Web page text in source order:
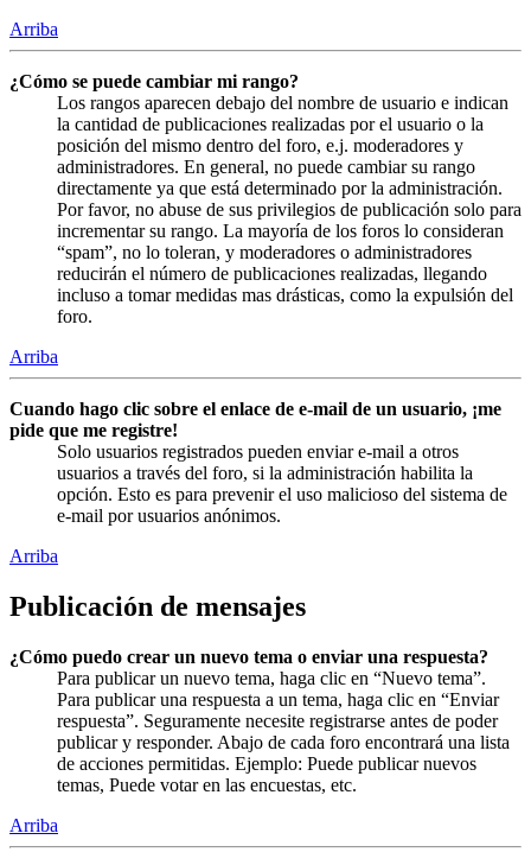
Arriba
¿Cómo se puede cambiar mi rango?
Los rangos aparecen debajo del nombre de usuario e indican
la cantidad de publicaciones realizadas por el usuario o la
posición del mismo dentro del foro, e.j. moderadores y
administradores. En general, no puede cambiar su rango
directamente ya que está determinado por la administración.
Por favor, no abuse de sus privilegios de publicación solo para
incrementar su rango. La mayoría de los foros lo consideran
“spam”, no lo toleran, y moderadores o administradores
reducirán el número de publicaciones realizadas, llegando
incluso a tomar medidas mas drásticas, como la expulsión del
foro.
Arriba
Cuando hago clic sobre el enlace de e-mail de un usuario, ¡me
pide que me registre!
Solo usuarios registrados pueden enviar e-mail a otros
usuarios a través del foro, si la administración habilita la
opción. Esto es para prevenir el uso malicioso del sistema de
e-mail por usuarios anónimos.
Arriba
Publicación de mensajes
¿Cómo puedo crear un nuevo tema o enviar una respuesta?
Para publicar un nuevo tema, haga clic en “Nuevo tema”.
Para publicar una respuesta a un tema, haga clic en “Enviar
respuesta”. Seguramente necesite registrarse antes de poder
publicar y responder. Abajo de cada foro encontrará una lista
de acciones permitidas. Ejemplo: Puede publicar nuevos
temas, Puede votar en las encuestas, etc.
Arriba